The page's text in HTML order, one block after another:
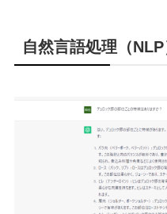
自然言語処理（